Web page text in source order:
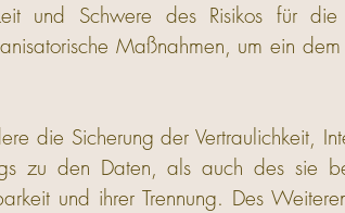
und Schwere des Risikos für
Maßnahmen, um ein dem
die Sicherung der Vertraulichkeit,
zu den Daten, als auch des sie
und ihrer Trennung. Des